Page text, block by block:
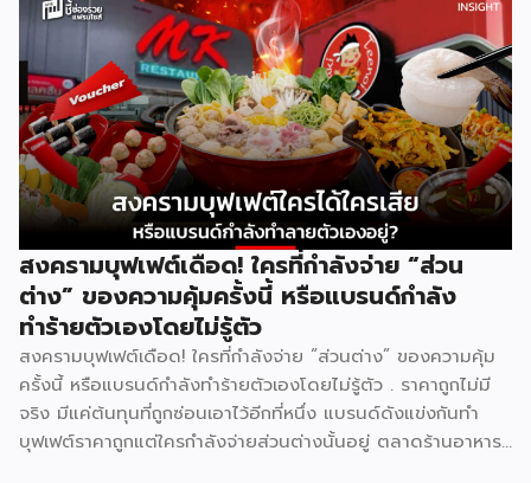
สงครามบุฟเฟต์เดือด! ใครที่กำลังจ่าย “ส่วน
ต่าง” ของความคุ้มครั้งนี้ หรือแบรนด์กำลัง
ทำร้ายตัวเองโดยไม่รู้ตัว
สงครามบุฟเฟต์เดือด! ใครที่กำลังจ่าย “ส่วนต่าง” ของความคุ้ม
ครั้งนี้ หรือแบรนด์กำลังทำร้ายตัวเองโดยไม่รู้ตัว . ราคาถูกไม่มี
จริง มีแค่ต้นทุนที่ถูกซ่อนเอาไว้อีกที่หนึ่ง แบรนด์ดังแข่งกันทำ
บุฟเฟต์ราคาถูกแต่ใครกำลังจ่ายส่วนต่างนั้นอยู่ ตลาดร้านอาหาร